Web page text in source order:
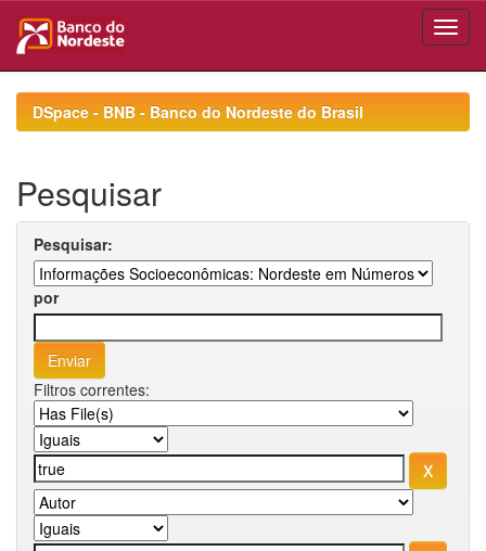
navigationDSpace - BNB - Banco do Nordeste do Brasil
Pesquisar
Pesquisar:
por
Filtros correntes: